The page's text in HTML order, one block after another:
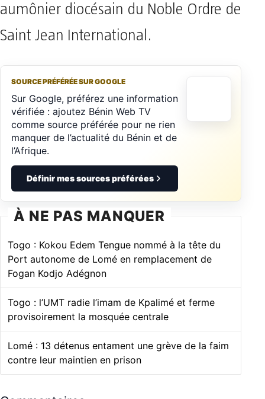
aumônier diocésain du Noble Ordre de
Saint Jean International.
SOURCE PRÉFÉRÉE SUR GOOGLE
Sur Google, préférez une information
vérifiée : ajoutez Bénin Web TV
comme source préférée pour ne rien
manquer de l’actualité du Bénin et de
l’Afrique.
Définir mes sources préférées
À NE PAS MANQUER
Togo : Kokou Edem Tengue nommé à la tête du
Port autonome de Lomé en remplacement de
Fogan Kodjo Adégnon
Togo : l’UMT radie l’imam de Kpalimé et ferme
provisoirement la mosquée centrale
Lomé : 13 détenus entament une grève de la faim
contre leur maintien en prison